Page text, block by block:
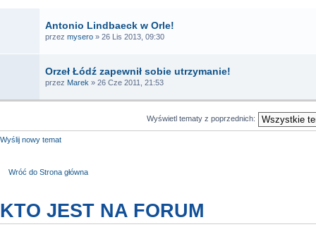
Antonio Lindbaeck w Orle!
przez mysero » 26 Lis 2013, 09:30
Orzeł Łódź zapewnił sobie utrzymanie!
przez Marek » 26 Cze 2011, 21:53
Wyświetl tematy z poprzednich:
Wyślij nowy temat
Wróć do Strona główna
KTO JEST NA FORUM